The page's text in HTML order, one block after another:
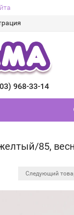
968-33-14
85,
Следующий